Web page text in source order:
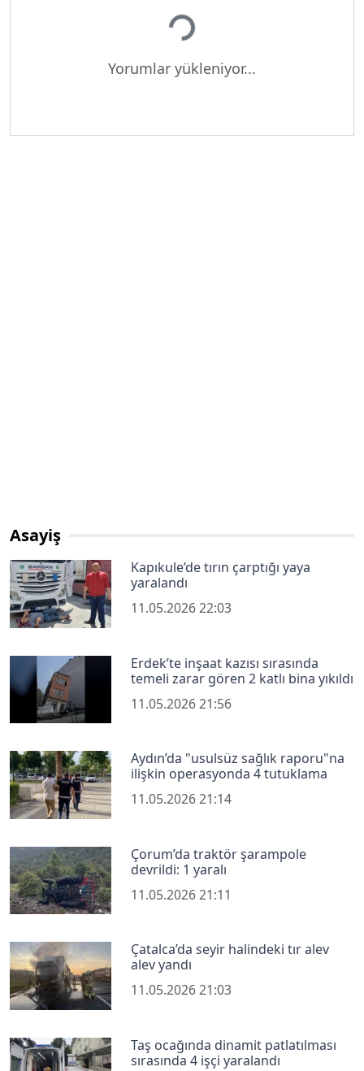
Yorumlar yükleniyor...
Asayiş
Kapıkule’de tırın çarptığı yaya
yaralandı
11.05.2026 22:03
Erdek’te inşaat kazısı sırasında
temeli zarar gören 2 katlı bina yıkıldı
11.05.2026 21:56
Aydın’da "usulsüz sağlık raporu"na
ilişkin operasyonda 4 tutuklama
11.05.2026 21:14
Çorum’da traktör şarampole
devrildi: 1 yaralı
11.05.2026 21:11
Çatalca’da seyir halindeki tır alev
alev yandı
11.05.2026 21:03
Taş ocağında dinamit patlatılması
sırasında 4 işçi yaralandı